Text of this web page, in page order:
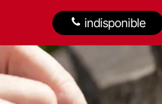
indisponible